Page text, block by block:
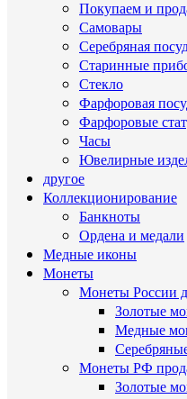
Покупаем и
Самовары
Серебряная
Старинные
Стекло
Фарфоровая
Фарфоровые
Часы
Ювелирные
другое
Коллекционирование
Банкноты
Ордена и медали
Медные иконы
Монеты
Монеты России
Золотые
Медные
Монеты РФ
Золотые